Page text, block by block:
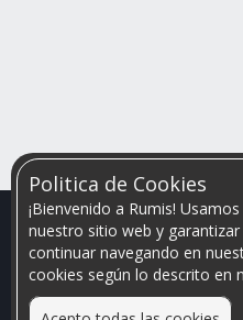
Politica de Cookies
¡Bienvenido a Rumis!
nuestro sitio web y
continuar navegando en
cookies según lo descrito en